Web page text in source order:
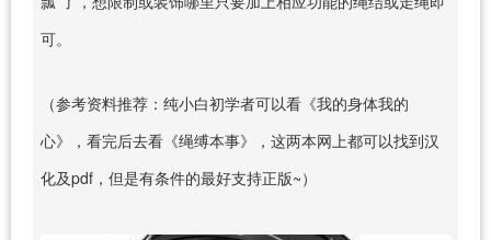
可。
（参考资料推荐：纯小白初学者可以看《我的身体我的
心》，看完后去看《绳缚本事》，这两本网上都可以找到汉
化及pdf，但是有条件的最好支持正版~）